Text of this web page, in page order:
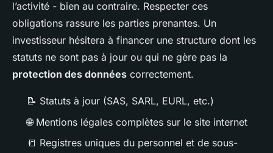
l’activité - bien au contraire. Respecter ces
obligations rassure les parties prenantes. Un
investisseur hésitera à financer une structure dont les
statuts ne sont pas à jour ou qui ne gère pas la
protection des données correctement.
📝 Statuts à jour (SAS, SARL, EURL, etc.)
🌐 Mentions légales complètes sur le site internet
📒 Registres uniques du personnel et de sous-